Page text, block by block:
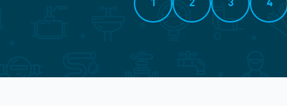
1 2 3 4